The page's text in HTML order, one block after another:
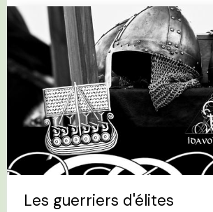
Les guerriers d'élites